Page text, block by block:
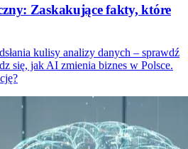
Zaskakujące fakty, które
kulisy analizy danych – sprawdź
się, jak AI zmienia biznes w Polsce.